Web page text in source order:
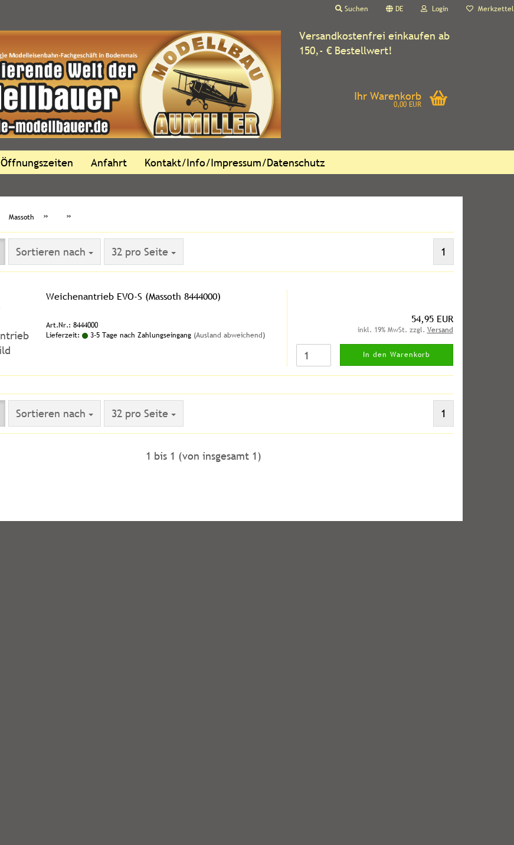
Suchen DE Login Merkzettel
Versandkostenfrei einkaufen ab
150,- € Bestellwert!
Ihr Warenkorb
0,00 EUR
Öffnungszeiten Anfahrt Kontakt/Info/Impressum/Datenschutz
Massoth » »
Sortieren nach
Sortieren nach 32 pro Seite
pro Seite 1
Weichenantrieb EVO-S (Massoth 8444000)
Art.Nr.: 8444000
Lieferzeit:
3-5 Tage nach Zahlungseingang (Ausland abweichend)
54,95 EUR
inkl. 19% MwSt. zzgl. Versand
In den Warenkorb
Sortieren nach
Sortieren nach 32 pro Seite
pro Seite 1
1 bis 1 (von insgesamt 1)